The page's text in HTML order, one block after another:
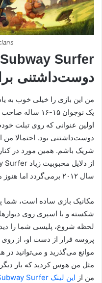
دوست‌داشتنی
من این بازی را خیلی خوب به
یک نوجوان ۱۵-
دوست‌داشتنی بود. احتمالا من
شریک باشم. همین مورد در
سال ۲۰۱۲ برمی‌گردد اما هنوز مثل اول، رقم دانلود بالایی دارد.
مکانیک بازی ساده است، شما
شکسته و با اسپری روی
لحظه شروع، پلیسی شما را
پروسه فرار از دست او، از
موانع می‌گذرید و می‌توانید
مثل من هوس کردید که بار دیگر
من از این لینک Subway Surfer